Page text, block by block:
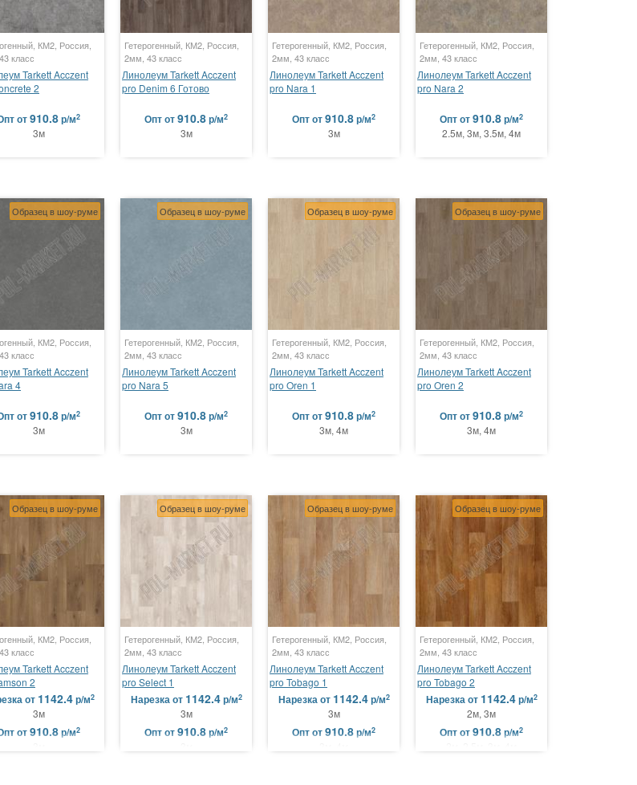
КМ2, Россия,
класс
Tarkett Acczent
2
от910.8р/м2
3м
Гетерогенный, КМ2, Россия,
2мм, 43 класс
Линолеум Tarkett Acczent
pro Denim 6 Готово
Оптот910.8р/м2
3м
Гетерогенный, КМ2, Россия,
2мм, 43 класс
Линолеум Tarkett Acczent
pro Nara 1
Оптот910.8р/м2
3м
Гетерогенный, КМ2, Россия,
2мм, 43 класс
Линолеум Tarkett Acczent
pro Nara 2
Оптот910.8р/м2
2.5м, 3м, 3.5м, 4м
Образец в шоу-руме
КМ2, Россия,
класс
Tarkett Acczent
4
от910.8р/м2
3м
Образец в шоу-руме
Гетерогенный, КМ2, Россия,
2мм, 43 класс
Линолеум Tarkett Acczent
pro Nara 5
Оптот910.8р/м2
3м
Образец в шоу-руме
Гетерогенный, КМ2, Россия,
2мм, 43 класс
Линолеум Tarkett Acczent
pro Oren 1
Оптот910.8р/м2
3м, 4м
Образец в шоу-руме
Гетерогенный, КМ2, Россия,
2мм, 43 класс
Линолеум Tarkett Acczent
pro Oren 2
Оптот910.8р/м2
3м, 4м
Образец в шоу-руме
КМ2, Россия,
класс
Tarkett Acczent
2
от 1142.4р/м2
3м
от910.8р/м2
Образец в шоу-руме
Гетерогенный, КМ2, Россия,
2мм, 43 класс
Линолеум Tarkett Acczent
pro Select 1
Нарезкаот 1142.4р/м2
3м
Оптот910.8р/м2
Образец в шоу-руме
Гетерогенный, КМ2, Россия,
2мм, 43 класс
Линолеум Tarkett Acczent
pro Tobago 1
Нарезкаот 1142.4р/м2
3м
Оптот910.8р/м2
Образец в шоу-руме
Гетерогенный, КМ2, Россия,
2мм, 43 класс
Линолеум Tarkett Acczent
pro Tobago 2
Нарезкаот 1142.4р/м2
2м, 3м
Оптот910.8р/м2